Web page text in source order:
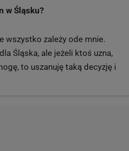
w Śląsku?
wszystko zależy ode mnie.
Śląska, ale jeżeli ktoś uzna,
to uszanuję taką decyzję i